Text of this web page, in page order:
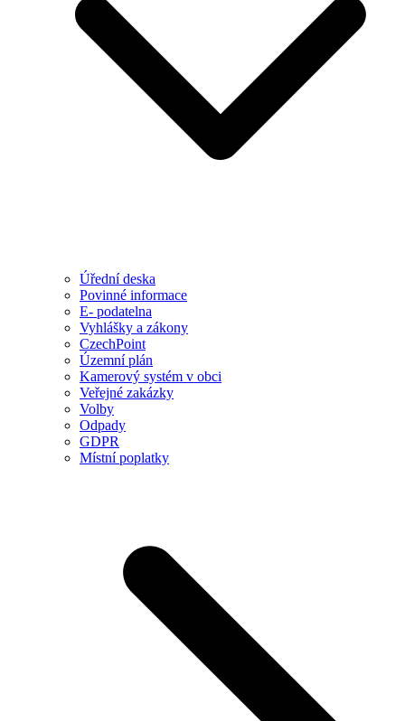
Úřední deska
Povinné informace
E- podatelna
Vyhlášky a zákony
CzechPoint
Územní plán
Kamerový systém v obci
Veřejné zakázky
Volby
Odpady
GDPR
Místní poplatky